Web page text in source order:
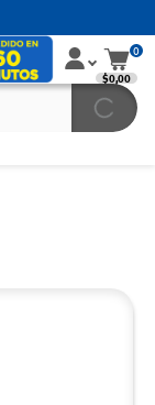
0
$0,00